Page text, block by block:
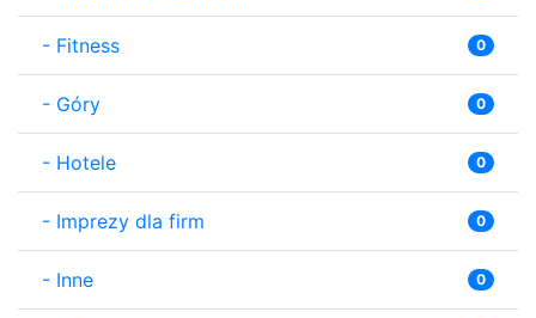
- Fitness 0
- Góry 0
- Hotele 0
- Imprezy dla firm 0
- Inne 0